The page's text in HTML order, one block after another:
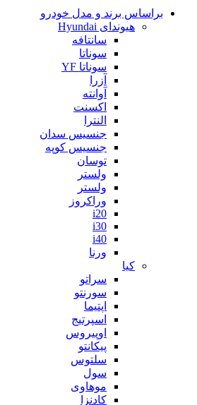
براساس برند و مدل خودرو
هیوندای Hyundai
سانتافه
سوناتا
سوناتا YF
آزرا
آوانته
اکسنت
النترا
جنسیس سدان
جنسیس کوپه
توسان
ولستر
ولستر
وراکروز
i20
i30
i40
ورنا
کیا
سراتو
سورنتو
اپتیما
اسپرتیج
اوپیروس
پیکانتو
سلتوس
سول
موهاوی
کادنزا